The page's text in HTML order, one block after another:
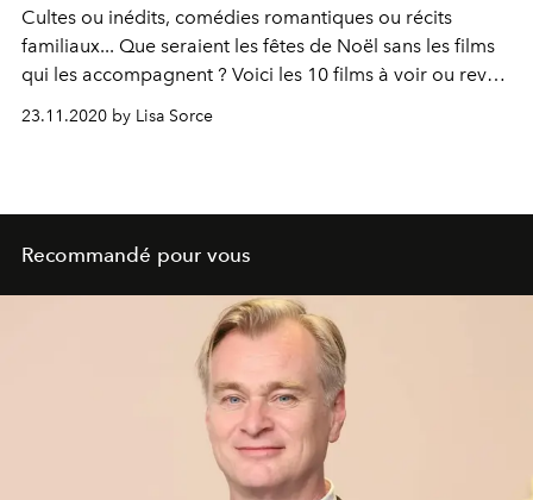
Cultes ou inédits, comédies romantiques ou récits
familiaux... Que seraient les fêtes de Noël sans les films
qui les accompagnent ? Voici les 10 films à voir ou revoir
23.11.2020 by Lisa Sorce
Recommandé pour vous